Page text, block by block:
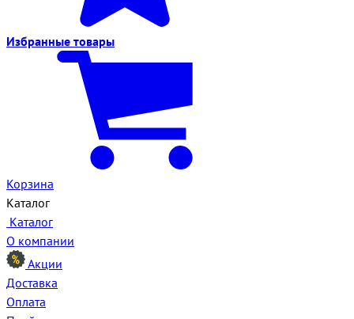
Избранные товары
Корзина
Каталог
Каталог
О компании
Акции
Доставка
Оплата